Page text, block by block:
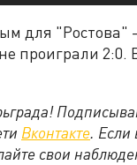
для "Ростова"
проиграли 2:0.
Вконтакте. Если
свои